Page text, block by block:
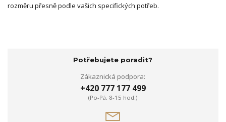
rozměru přesně podle vašich specifických potřeb.
Potřebujete poradit?
Zákaznická podpora:
+420 777 177 499
(Po-Pá, 8-15 hod.)